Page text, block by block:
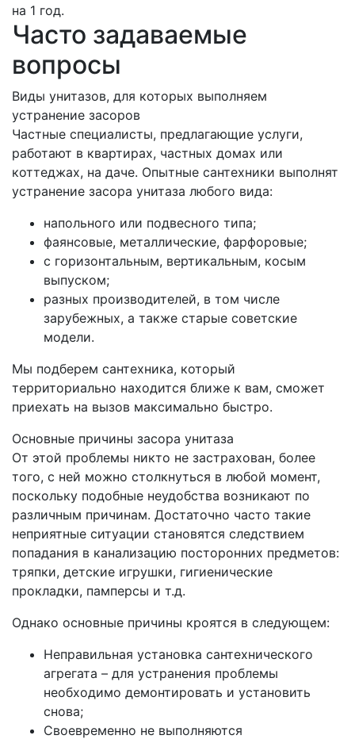
на 1 год.
Часто задаваемые
вопросы
Виды унитазов, для которых выполняем
устранение засоров
Частные специалисты, предлагающие услуги,
работают в квартирах, частных домах или
коттеджах, на даче. Опытные сантехники выполнят
устранение засора унитаза любого вида:
напольного или подвесного типа;
фаянсовые, металлические, фарфоровые;
с горизонтальным, вертикальным, косым
выпуском;
разных производителей, в том числе
зарубежных, а также старые советские
модели.
Мы подберем сантехника, который
территориально находится ближе к вам, сможет
приехать на вызов максимально быстро.
Основные причины засора унитаза
От этой проблемы никто не застрахован, более
того, с ней можно столкнуться в любой момент,
поскольку подобные неудобства возникают по
различным причинам. Достаточно часто такие
неприятные ситуации становятся следствием
попадания в канализацию посторонних предметов:
тряпки, детские игрушки, гигиенические
прокладки, памперсы и т.д.
Однако основные причины кроятся в следующем:
Неправильная установка сантехнического
агрегата – для устранения проблемы
необходимо демонтировать и установить
снова;
Своевременно не выполняются